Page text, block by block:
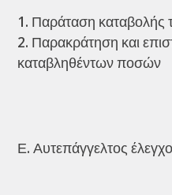
Παράταση καταβολής
Παρακράτηση και
καταβληθέντων ποσών
Ε. Αυτεπάγγελτος